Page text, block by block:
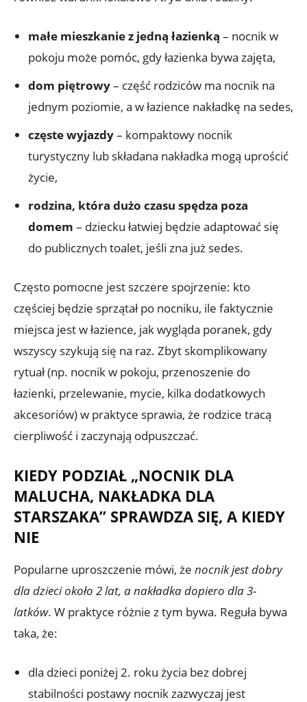
małe mieszkanie z jedną łazienką – nocnik w
pokoju może pomóc, gdy łazienka bywa zajęta,
dom piętrowy– część rodziców ma nocnik na
jednym poziomie, a w łazience nakładkę na sedes,
częste wyjazdy– kompaktowy nocnik
turystyczny lub składana nakładka mogą uprościć
życie,
rodzina, która dużo czasu spędza poza
domem – dziecku łatwiej będzie adaptować się
do publicznych toalet, jeśli zna już sedes.
Często pomocne jest szczere spojrzenie: kto
częściej będzie sprzątał po nocniku, ile faktycznie
miejsca jest w łazience, jak wygląda poranek, gdy
wszyscy szykują się na raz. Zbyt skomplikowany
rytuał (np. nocnik w pokoju, przenoszenie do
łazienki, przelewanie, mycie, kilka dodatkowych
akcesoriów) w praktyce sprawia, że rodzice tracą
cierpliwość i zaczynają odpuszczać.
KIEDY PODZIAŁ „NOCNIK DLA
MALUCHA, NAKŁADKA DLA
STARSZAKA” SPRAWDZA SIĘ, A KIEDY
NIE
Popularne uproszczenie mówi, że nocnik jest dobry
dla dzieci około 2 lat, a nakładka dopiero dla 3-
latków. W praktyce różnie z tym bywa. Reguła bywa
taka, że:
dla dzieci poniżej 2. roku życia bez dobrej
stabilności postawy nocnik zazwyczaj jest